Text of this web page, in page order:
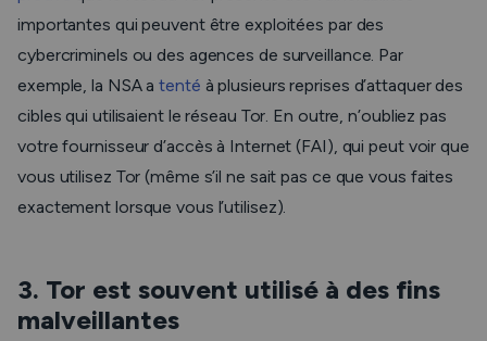
importantes qui peuvent être exploitées par des
cybercriminels ou des agences de surveillance. Par
exemple, la NSA atenté à plusieurs reprises d’attaquer des
cibles qui utilisaient le réseau Tor. En outre, n’oubliez pas
votre fournisseur d’accès à Internet (FAI), qui peut voir que
vous utilisez Tor (même s’il ne sait pas ce que vous faites
exactement lorsque vous l’utilisez).
3. Tor est souvent utilisé à des fins
malveillantes